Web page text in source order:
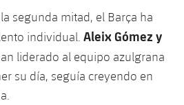
segunda mitad, el Barça ha
individual. Aleix Gómez y
liderado al equipo azulgrana
su día, seguía creyendo en